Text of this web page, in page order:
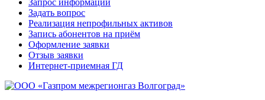
Запрос информации
Задать вопрос
Реализация непрофильных активов
Запись абонентов на приём
Оформление заявки
Отзыв заявки
Интернет-приемная ГД